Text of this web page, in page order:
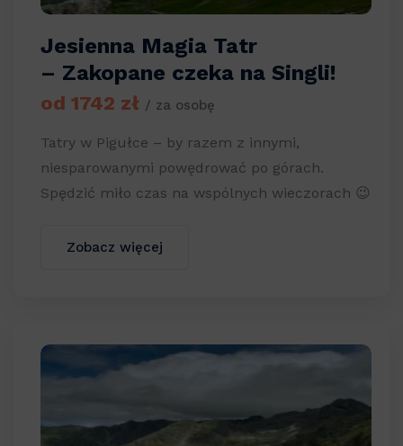
Jesienna Magia Tatr
– Zakopane czeka na Singli!
od 1742 zł / za osobę
Tatry w Pigułce – by razem z innymi,
niesparowanymi powędrować po górach.
Spędzić miło czas na wspólnych wieczorach 😉
Zobacz więcej